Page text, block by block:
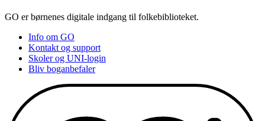
GO er børnenes digitale indgang til folkebiblioteket.
Info om GO
Kontakt og support
Skoler og UNI-login
Bliv boganbefaler